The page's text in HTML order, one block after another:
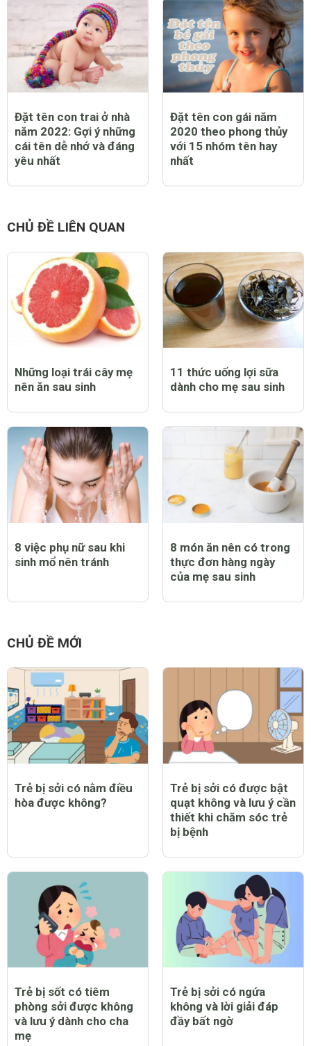
Đặt tên con trai ở nhà
năm 2022: Gợi ý những
cái tên dễ nhớ và đáng
yêu nhất
Đặt tên con gái năm
2020 theo phong thủy
với 15 nhóm tên hay
nhất
CHỦ ĐỀ LIÊN QUAN
Những loại trái cây mẹ
nên ăn sau sinh
11 thức uống lợi sữa
dành cho mẹ sau sinh
8 việc phụ nữ sau khi
sinh mổ nên tránh
8 món ăn nên có trong
thực đơn hàng ngày
của mẹ sau sinh
CHỦ ĐỀ MỚI
Trẻ bị sởi có nằm điều
hòa được không?
Trẻ bị sởi có được bật
quạt không và lưu ý cần
thiết khi chăm sóc trẻ
bị bệnh
Trẻ bị sốt có tiêm
phòng sởi được không
và lưu ý dành cho cha
mẹ
Trẻ bị sởi có ngứa
không và lời giải đáp
đầy bất ngờ